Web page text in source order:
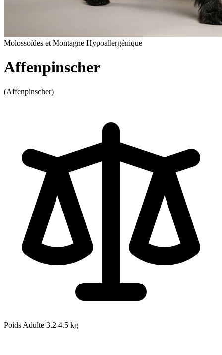
Molossoïdes et Montagne Hypoallergénique
Affenpinscher
(Affenpinscher)
Poids Adulte 3.2-4.5 kg